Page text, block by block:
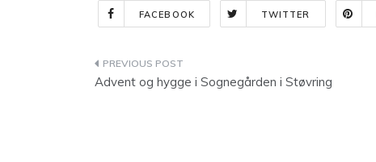
FACEBOOK TWITTER
Indlægsnavigation
Advent og hygge i Sognegården i Støvring